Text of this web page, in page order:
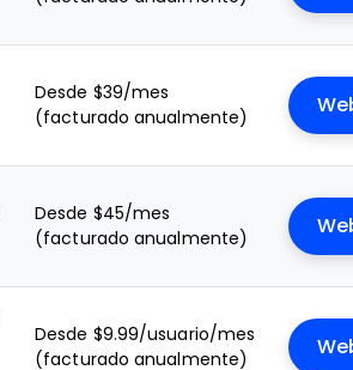
Desde $39/mes
(facturado anualmente)
Desde $45/mes
(facturado anualmente)
Desde $9.99/usuario/mes
(facturado anualmente)